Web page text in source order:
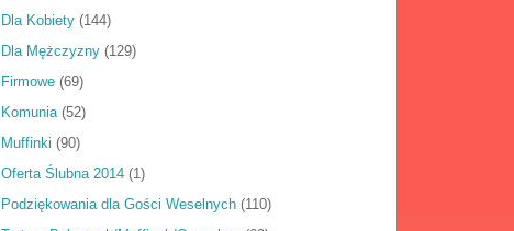
Dla Kobiety (144)
Dla Mężczyzny (129)
Firmowe (69)
Komunia (52)
Muffinki (90)
Oferta Ślubna 2014 (1)
Podziękowania dla Gości Weselnych (110)